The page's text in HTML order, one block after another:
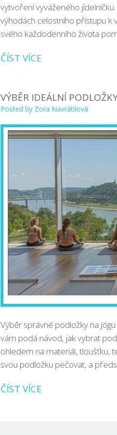
vytvoření vyváženého
výhodách celostního přístupu k
svého každodenního života
ČÍST VÍCE
VÝBĚR IDEÁLNÍ
Posted by Zora Navrátilová
Výběr správné podložky na
vám podá návod, jak vybrat
ohledem na materiál, tloušťku,
svou podložku pečovat, a
ČÍST VÍCE